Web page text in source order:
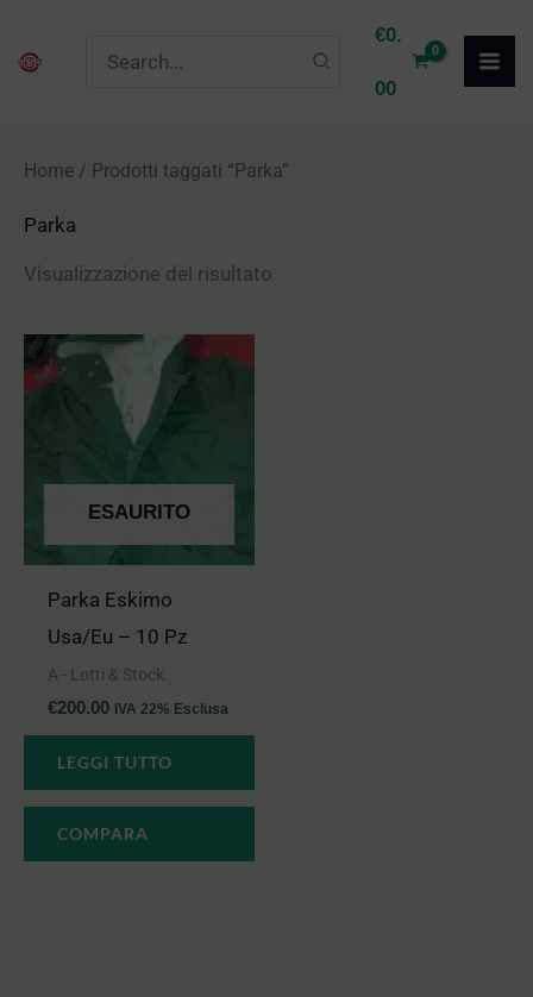
per:
€0.
00
Home / Prodotti taggati “Parka”
Parka
Visualizzazione del risultato
ESAURITO
Parka Eskimo
Usa/Eu – 10 Pz
A - Lotti & Stock
€200.00 IVA 22% Esclusa
LEGGI TUTTO
COMPARA